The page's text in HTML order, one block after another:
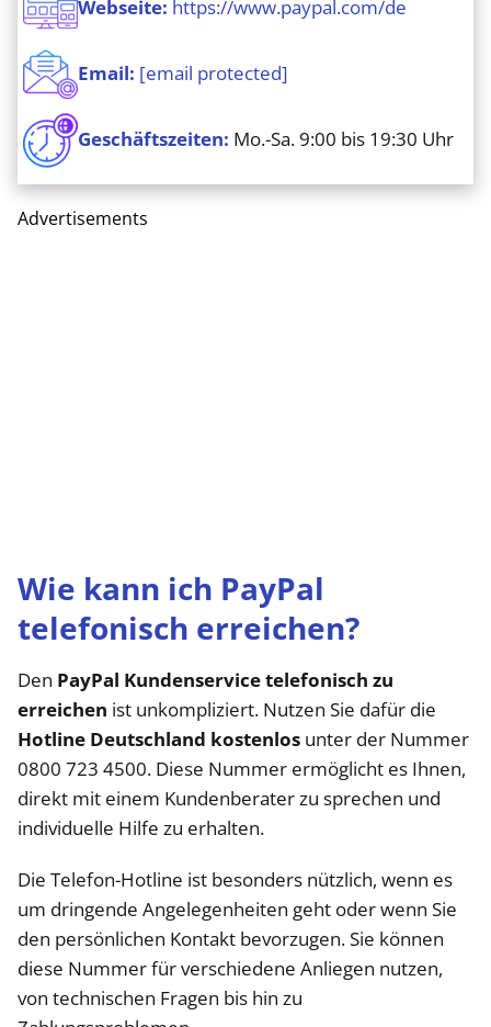
Webseite: https://www.paypal.com/de
Email: [email protected]
Geschäftszeiten: Mo.-Sa. 9:00 bis 19:30 Uhr
Advertisements
Wie kann ich PayPal
telefonisch erreichen?
Den PayPal Kundenservice telefonisch zu
erreichen ist unkompliziert. Nutzen Sie dafür die
Hotline Deutschland kostenlos unter der Nummer
0800 723 4500. Diese Nummer ermöglicht es Ihnen,
direkt mit einem Kundenberater zu sprechen und
individuelle Hilfe zu erhalten.
Die Telefon-Hotline ist besonders nützlich, wenn es
um dringende Angelegenheiten geht oder wenn Sie
den persönlichen Kontakt bevorzugen. Sie können
diese Nummer für verschiedene Anliegen nutzen,
von technischen Fragen bis hin zu